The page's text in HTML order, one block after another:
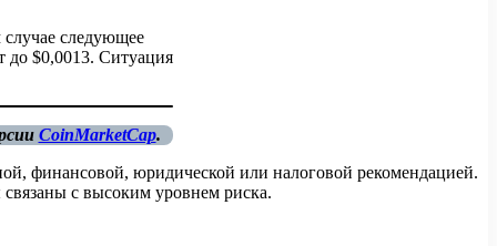
следующее
до $0,0013. Ситуация
CoinMarketCap.
финансовой, юридической или налоговой рекомендацией.
с высоким уровнем риска.